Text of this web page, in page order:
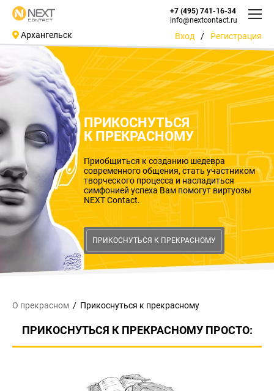
ПРИКОСНУТЬСЯ
К ПРЕКРАСНОМУ
Приобщиться к созданию шедевра
современного общения, стать участником
творческого процесса и насладиться
симфонией успеха Вам помогут виртуозы
NEXT Contact.
ПРИКОСНУТЬСЯ К ПРЕКРАСНОМУ
+7 (495) 741-16-34
info@nextcontact.ru
Вход / Регистрация
Архангельск
О прекрасном Прикоснуться к прекрасному
ПРИКОСНУТЬСЯ К ПРЕКРАСНОМУ ПРОСТО: